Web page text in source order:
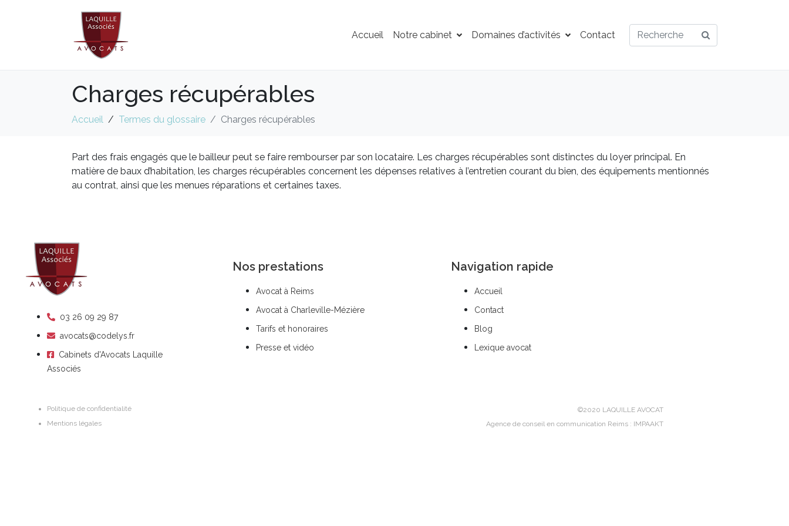
Accueil Notre cabinet Domaines d’activités Contact
Charges récupérables
Accueil Termes du glossaire Charges récupérables
Part des frais engagés que le bailleur peut se faire rembourser par son locataire. Les charges récupérables sont distinctes du loyer principal. En
matière de baux d’habitation, les charges récupérables concernent les dépenses relatives à l’entretien courant du bien, des équipements mentionnés
au contrat, ainsi que les menues réparations et certaines taxes.
03 26 09 29 87
avocats@codelys.fr
Cabinets d'Avocats Laquille
Associés
Nos prestations
Avocat à Reims
Avocat à Charleville-Mézière
Tarifs et honoraires
Presse et vidéo
Navigation rapide
Accueil
Contact
Blog
Lexique avocat
Politique de confidentialité
Mentions légales
©2020 LAQUILLE AVOCAT
Agence de conseil en communication Reims : IMPAAKT